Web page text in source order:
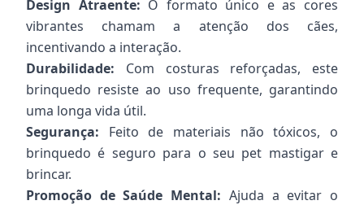
Design Atraente: O formato único e as cores
vibrantes chamam a atenção dos cães,
incentivando a interação.
Durabilidade: Com costuras reforçadas, este
brinquedo resiste ao uso frequente, garantindo
uma longa vida útil.
Segurança: Feito de materiais não tóxicos, o
brinquedo é seguro para o seu pet mastigar e
brincar.
Promoção de Saúde Mental: Ajuda a evitar o